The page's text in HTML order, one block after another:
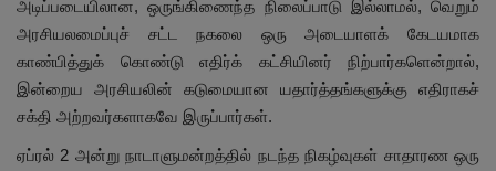
அடிப்படையிலான, ஒருங்கிணைந்த நிலைப்பாடு இல்லாமல், வெறும்
அரசியலமைப்புச் சட்ட நகலை ஒரு அடையாளக் கேடயமாக
காண்பித்துக் கொண்டு எதிர்க் கட்சியினர் நிற்பார்களென்றால்,
இன்றைய அரசியலின் கடுமையான யதார்த்தங்களுக்கு எதிராகச்
சக்தி அற்றவர்களாகவே இருப்பார்கள்.
ஏப்ரல் 2 அன்று நாடாளுமன்றத்தில் நடந்த நிகழ்வுகள் சாதாரண ஒரு